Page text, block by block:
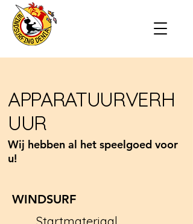
APPARATUURVERH
UUR
Wij hebben al het speelgoed voor
u!
WINDSURF